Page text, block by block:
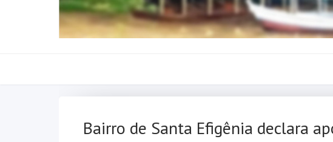
Bairro de Santa Efigênia declara